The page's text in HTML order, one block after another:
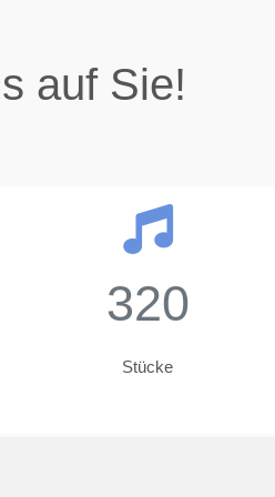
auf Sie!
320
Stücke